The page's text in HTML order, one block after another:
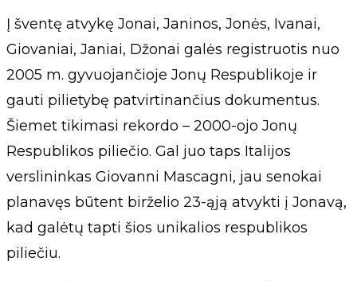
Į šventę atvykę Jonai, Janinos, Jonės, Ivanai,
Giovaniai, Janiai, Džonai galės registruotis nuo
2005 m. gyvuojančioje Jonų Respublikoje ir
gauti pilietybę patvirtinančius dokumentus.
Šiemet tikimasi rekordo – 2000-ojo Jonų
Respublikos piliečio. Gal juo taps Italijos
verslininkas Giovanni Mascagni, jau senokai
planavęs būtent birželio 23-ąją atvykti į Jonavą,
kad galėtų tapti šios unikalios respublikos
piliečiu.